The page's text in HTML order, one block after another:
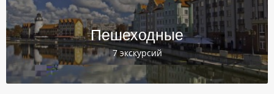
Пешеходные
7 экскурсий